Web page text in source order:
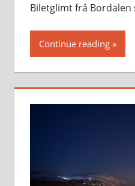
Biletglimt frå Bordalen
Continue reading